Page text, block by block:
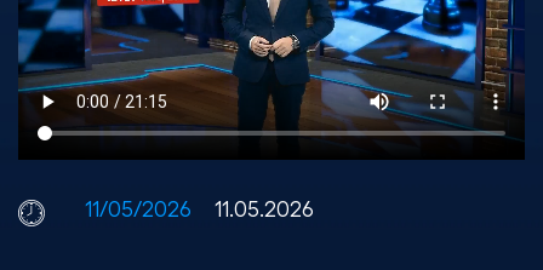
11/05/2026 11.05.2026